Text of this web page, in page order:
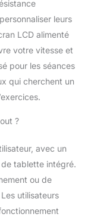
est
tout le
unique
En plus
des
squats,
pour la
la forme
leurs
LCD alimenté
votre vitesse et
pour les séances
qui cherchent un
?
avec un
tablette intégré.
ou de
utilisateurs